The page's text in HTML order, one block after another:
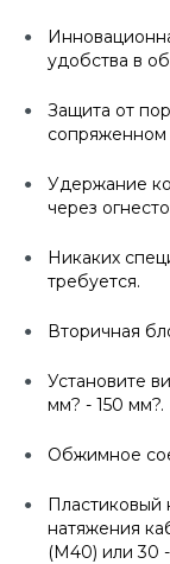
удобства в
Защита от
сопряженном
Удержание
через
Никаких
требуется.
Вторичная
Установите
мм? - 150 мм?.
Обжимное
Пластиковый
натяжения
(M40) или 30